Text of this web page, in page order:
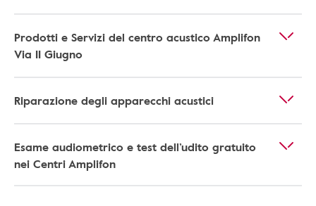
Prodotti e Servizi del centro acustico Amplifon
Via II Giugno
Riparazione degli apparecchi acustici
Esame audiometrico e test dell’udito gratuito
nei Centri Amplifon